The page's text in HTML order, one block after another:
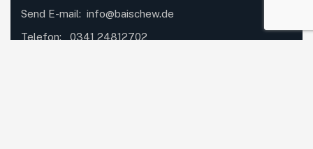
Send E-mail: info@baischew.de
Telefon:
0341 24812702